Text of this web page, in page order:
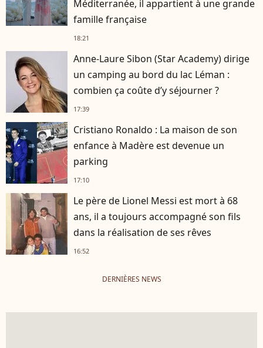
Méditerranée, il appartient à une grande
famille française
18:21
Anne-Laure Sibon (Star Academy) dirige
un camping au bord du lac Léman :
combien ça coûte d’y séjourner ?
17:39
Cristiano Ronaldo : La maison de son
enfance à Madère est devenue un
parking
17:10
Le père de Lionel Messi est mort à 68
ans, il a toujours accompagné son fils
dans la réalisation de ses rêves
16:52
DERNIÈRES NEWS